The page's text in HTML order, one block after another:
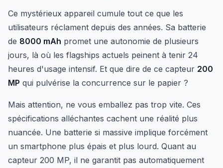
Ce mystérieux appareil cumule tout ce que les
utilisateurs réclament depuis des années. Sa batterie
de 8000 mAh promet une autonomie de plusieurs
jours, là où les flagships actuels peinent à tenir 24
heures d'usage intensif. Et que dire de ce capteur 200
MP qui pulvérise la concurrence sur le papier ?
Mais attention, ne vous emballez pas trop vite. Ces
spécifications alléchantes cachent une réalité plus
nuancée. Une batterie si massive implique forcément
un smartphone plus épais et plus lourd. Quant au
capteur 200 MP, il ne garantit pas automatiquement